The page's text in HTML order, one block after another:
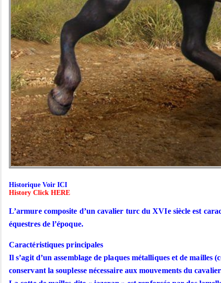
Historique Voir ICI
History Click HERE
L’armure composite d’un cavalier turc du XVIe siècle est
équestres de l’époque.
Caractéristiques principales
Il s’agit d’un assemblage de plaques métalliques et de
conservant la souplesse nécessaire aux mouvements du